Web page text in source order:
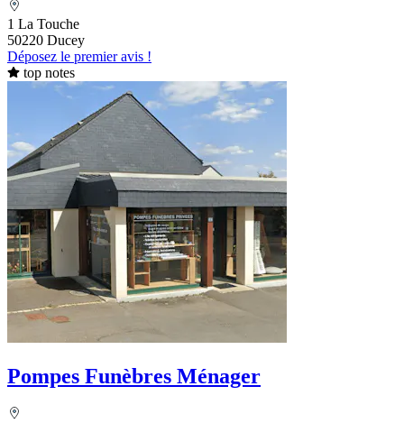
1 La Touche
50220 Ducey
Déposez le premier avis !
top notes
Pompes Funèbres Ménager